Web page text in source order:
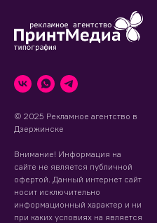
© 2025 Рекламное агентство в
Дзержинске
Внимание! Информация на
сайте не является публичной
офертой. Данный интернет сайт
носит исключительно
информационный характер и ни
при каких условиях на является